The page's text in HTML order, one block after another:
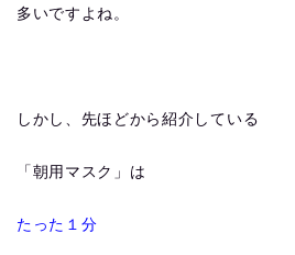
多いですよね。
しかし、先ほどから紹介している
「朝用マスク」は
たった１分